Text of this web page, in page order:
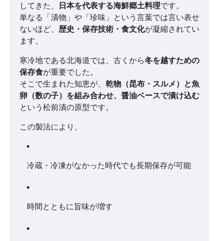
してきた、
日本を代表する海鮮郷土料理です。
単なる「漬物」や「珍味」という言葉では言い表せ
ないほど、 歴史・保存技術・食文化が凝縮されてい
ます。
寒冷地である北海道では、古くから冬を越すための
保存食が重要でした。
そこで生まれた知恵が、 乾物（昆布・スルメ）と魚
卵（数の子）を組み合わせ、醤油ベースで漬け込む
という松前漬の原型です。
この製法により、
冷蔵・冷凍がなかった時代でも長期保存が可能
時間とともに旨味が増す